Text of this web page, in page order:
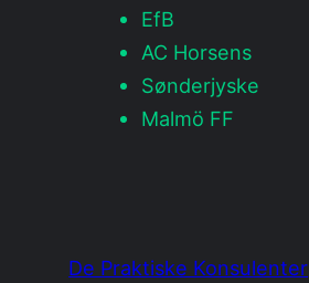
EfB
AC Horsens
Sønderjyske
Malmö FF
De Praktiske Konsulenter